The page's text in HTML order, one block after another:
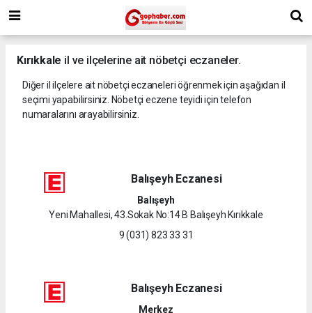
Kırıkkale il ve ilçelerine ait nöbetçi eczaneler.
Diğer il ilçelere ait nöbetçi eczaneleri öğrenmek için aşağıdan il
seçimi yapabilirsiniz. Nöbetçi eczene teyidi için telefon
numaralarını arayabilirsiniz.
Balışeyh Eczanesi
Balışeyh
Yeni Mahallesi, 43.Sokak No:14 B Balışeyh Kırıkkale
9 (031) 823 33 31
Balışeyh Eczanesi
Merkez